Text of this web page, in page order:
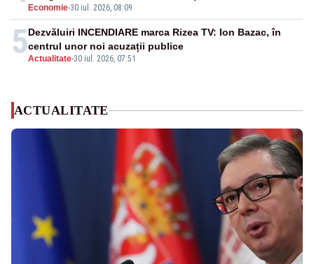
Economie-30 iul. 2026, 08:09
5Actualitate-30 iul. 2026, 07:51
Dezvăluiri INCENDIARE marca Rizea TV: Ion Bazac, în
centrul unor noi acuzații publice
ACTUALITATE